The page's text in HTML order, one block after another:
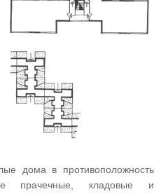
дома в противоположность
прачечные, кладовые и